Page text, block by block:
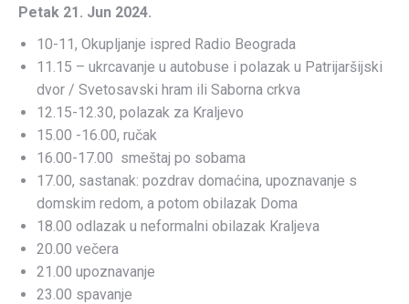
Petak 21. Jun 2024.
10-11, Okupljanje ispred Radio Beograda
11.15 – ukrcavanje u autobuse i polazak u Patrijaršijski
dvor / Svetosavski hram ili Saborna crkva
12.15-12.30, polazak za Kraljevo
15.00 -16.00, ručak
16.00-17.00 smeštaj po sobama
17.00, sastanak: pozdrav domaćina, upoznavanje s
domskim redom, a potom obilazak Doma
18.00 odlazak u neformalni obilazak Kraljeva
20.00 večera
21.00 upoznavanje
23.00 spavanje